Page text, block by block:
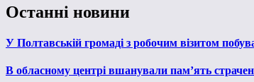
Останні новини
У Полтавській громаді з робочим візитом
В обласному центрі вшанували пам’ять